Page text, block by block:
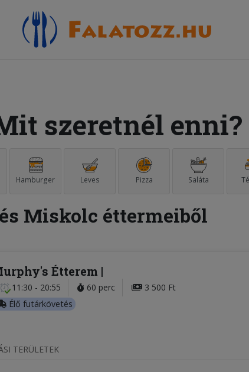
szeretnél enni?
Hamburger Leves Pizza Saláta
Miskolc éttermeiből
Étterem
11:30 - 20:55 60 perc
3 500 Ft
Élő futárkövetés
TERÜLETEK